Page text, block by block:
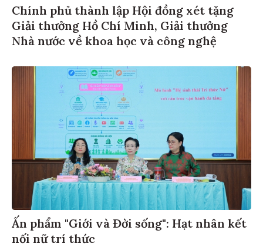
Chính phủ thành lập Hội đồng xét tặng
Giải thưởng Hồ Chí Minh, Giải thưởng
Nhà nước về khoa học và công nghệ
Ấn phẩm "Giới và Đời sống": Hạt nhân kết
nối nữ trí thức